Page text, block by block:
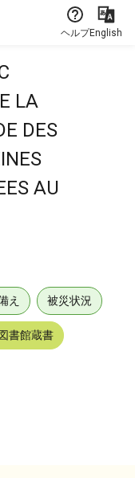
ヘルプEnglish
LA
DES
AU
え 被災状況
書館蔵書